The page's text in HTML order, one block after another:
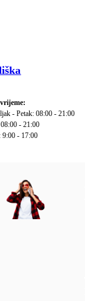
- Petak: 08:00 - 21:00
- 21:00
9:00 - 17:00